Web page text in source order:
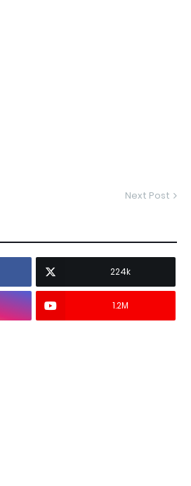
Next Post
224k
1.2M